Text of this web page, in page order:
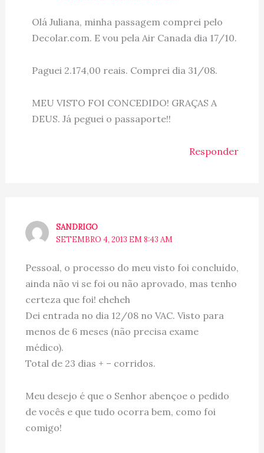
Olá Juliana, minha passagem comprei pelo
Decolar.com. E vou pela Air Canada dia 17/10.
Paguei 2.174,00 reais. Comprei dia 31/08.
MEU VISTO FOI CONCEDIDO! GRAÇAS A
DEUS. Já peguei o passaporte!!
Responder
SANDRIGO
SETEMBRO 4, 2013 EM 8:43 AM
Pessoal, o processo do meu visto foi concluído,
ainda não vi se foi ou não aprovado, mas tenho
certeza que foi! eheheh
Dei entrada no dia 12/08 no VAC. Visto para
menos de 6 meses (não precisa exame
médico).
Total de 23 dias + – corridos.
Meu desejo é que o Senhor abençoe o pedido
de vocês e que tudo ocorra bem, como foi
comigo!